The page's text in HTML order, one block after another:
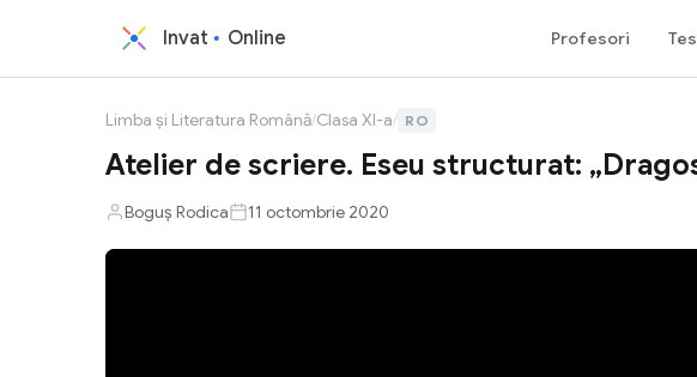
Invat Online Profesori
Limba și Literatura Română/Clasa XI-a/ RO
Atelier de scriere. Eseu structurat:
Boguș Rodica 11 octombrie 2020